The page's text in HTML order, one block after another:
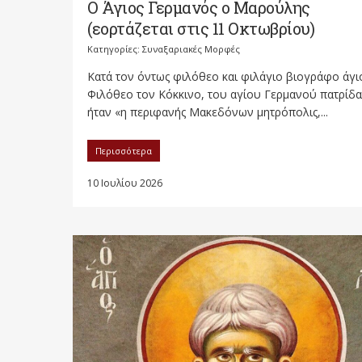
Ο Άγιος Γερμανός ο Μαρούλης
(εορτάζεται στις 11 Οκτωβρίου)
Κατηγορίες: Συναξαριακές Μορφές
Κατά τον όντως φιλόθεο και φιλάγιο βιογράφο
Φιλόθεο τον Κόκκινο, του αγίου Γερμανού πατρίδα
ήταν «η περιφανής Μακεδόνων μητρόπολις,...
Περισσότερα
10 Ιουλίου 2026